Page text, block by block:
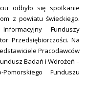
odbyło się spotkanie
z powiatu świeckiego.
Funduszy
Przedsiębiorczości. Na
Pracodawców
Badań i Wdrożeń –
Funduszu